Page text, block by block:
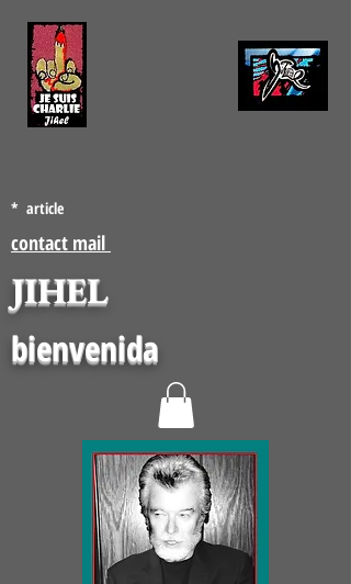
* article
contact mail
JIHEL
bienvenida